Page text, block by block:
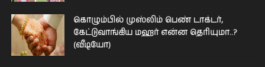
கொழும்பில் முஸ்லிம் பெண் டாக்டர்,
கேட்டுவாங்கிய மஹர் என்ன தெரியுமா..?
(வீடியோ)